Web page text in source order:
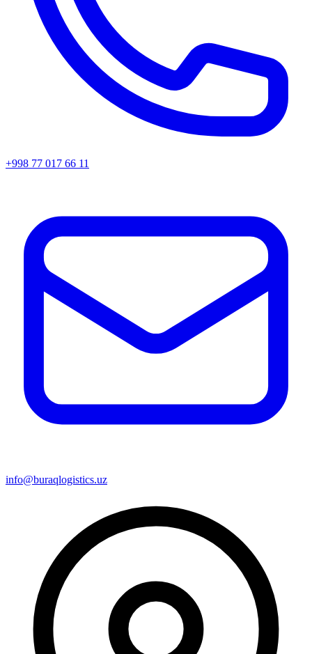
+998 77 017 66 11
info@buraqlogistics.uz